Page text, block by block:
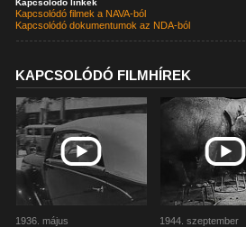
Kapcsolódó linkek
Kapcsolódó filmek a NAVA-ból
Kapcsolódó dokumentumok az NDA-ból
KAPCSOLÓDÓ FILMHÍREK
1936. május
1944. szeptember